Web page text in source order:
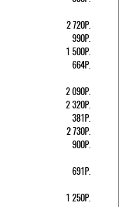
2 720Р.
990Р.
1 500Р.
664Р.
2 090Р.
2 320Р.
381Р.
2 730Р.
900Р.
691Р.
1 250Р.